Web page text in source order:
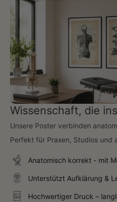
Wissenschaft, die
Unsere Poster verbinden
Perfekt für Praxen, Studios und
Anatomisch korrekt - mit
Unterstützt Aufklärung &
Hochwertiger Druck –